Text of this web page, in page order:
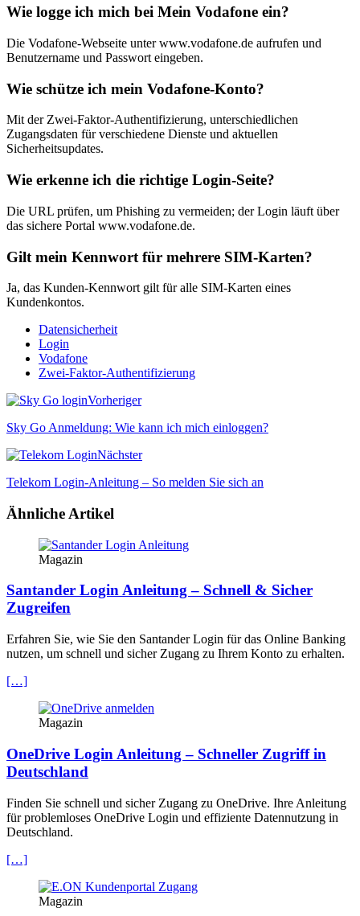
Wie logge ich mich bei Mein Vodafone ein?
Die Vodafone-Webseite unter www.vodafone.de aufrufen und
Benutzername und Passwort eingeben.
Wie schütze ich mein Vodafone-Konto?
Mit der Zwei-Faktor-Authentifizierung, unterschiedlichen
Zugangsdaten für verschiedene Dienste und aktuellen
Sicherheitsupdates.
Wie erkenne ich die richtige Login-Seite?
Die URL prüfen, um Phishing zu vermeiden; der Login läuft über
das sichere Portal www.vodafone.de.
Gilt mein Kennwort für mehrere SIM-Karten?
Ja, das Kunden-Kennwort gilt für alle SIM-Karten eines
Kundenkontos.
Datensicherheit
Login
Vodafone
Zwei-Faktor-Authentifizierung
Vorheriger
Sky Go Anmeldung: Wie kann ich mich einloggen?
Nächster
Telekom Login-Anleitung – So melden Sie sich an
Ähnliche Artikel
Magazin
Santander Login Anleitung – Schnell & Sicher
Zugreifen
Erfahren Sie, wie Sie den Santander Login für das Online Banking
nutzen, um schnell und sicher Zugang zu Ihrem Konto zu erhalten.
[…]
Magazin
OneDrive Login Anleitung – Schneller Zugriff in
Deutschland
Finden Sie schnell und sicher Zugang zu OneDrive. Ihre Anleitung
für problemloses OneDrive Login und effiziente Datennutzung in
Deutschland.
[…]
Magazin